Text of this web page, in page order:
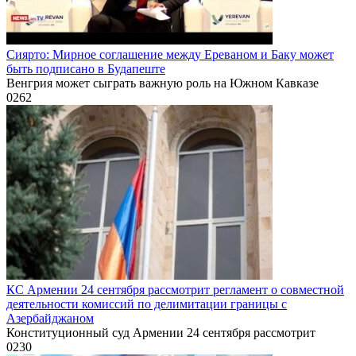
Сиярто: Мирное соглашение между Ереваном и Баку может
быть подписано в Будапеште
Венгрия может сыграть важную роль на Южном Кавказе
0262
КС Армении 24 сентября рассмотрит регламент о совместной
деятельности комиссий по делимитации границы с
Азербайджаном
Конституционный суд Армении 24 сентября рассмотрит
0230